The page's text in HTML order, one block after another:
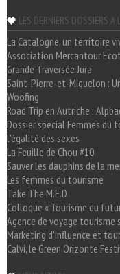
LES DERNIERS DOSSIERS A
La Catalogne, un territoire
Association Mercantour
Grande Traversée Jura
Saint-Pierre-et-Miquelon :
Woofing
Road Trip en Autriche :
Dossier spécial Femmes
l'égalité des sexes
La Feuille de Chou #10
Sauver les dauphins de la
Les femmes du tourisme
Take The M.E.D
Colloque « Tourisme du
Agence de voyage tourisme
Marketing d'influence et
Calvi, le Green Orizonte